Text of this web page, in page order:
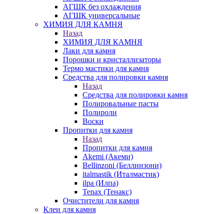
АГШК без охлаждения
АГШК универсальные
ХИМИЯ ДЛЯ КАМНЯ
Назад
ХИМИЯ ДЛЯ КАМНЯ
Лаки для камня
Порошки и кристаллизаторы
Термо мастики для камня
Средства для полировки камня
Назад
Средства для полировки камня
Полировальные пасты
Полироли
Воски
Пропитки для камня
Назад
Пропитки для камня
Akemi (Акеми)
Bellinzoni (Беллинзони)
italmastik (Италмастик)
ilpa (Илпа)
Tenax (Тенакс)
Очистители для камня
Клеи для камня